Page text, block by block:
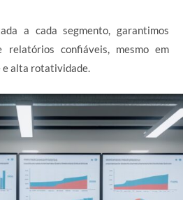
a cada segmento, garantimos
relatórios confiáveis, mesmo em
e alta rotatividade.